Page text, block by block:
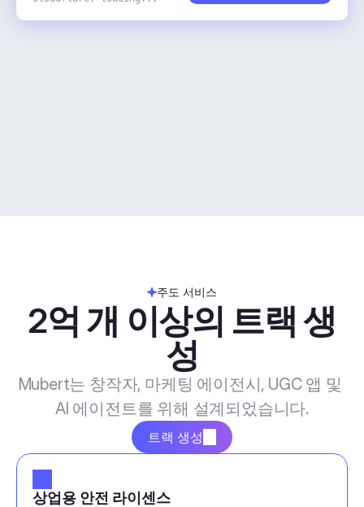
주도 서비스
2억 개 이상의 트랙 생
성
Mubert는 창작자, 마케팅 에이전시, UGC 앱 및
AI 에이전트를 위해 설계되었습니다.
트랙 생성
상업용 안전 라이센스